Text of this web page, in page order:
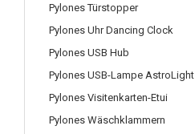
Pylones Türstopper
Pylones Uhr Dancing Clock
Pylones USB Hub
Pylones USB-Lampe AstroLight
Pylones Visitenkarten-Etui
Pylones Wäschklammern